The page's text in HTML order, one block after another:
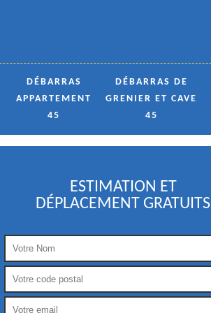
DÉBARRAS
APPARTEMENT
45
DÉBARRAS DE
GRENIER ET CAVE
45
ESTIMATION ET
DÉPLACEMENT GRATUITS